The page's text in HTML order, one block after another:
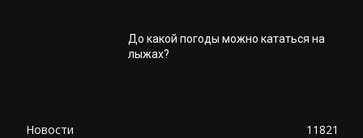
До какой погоды можно кататься на
лыжах?
Новости
11821